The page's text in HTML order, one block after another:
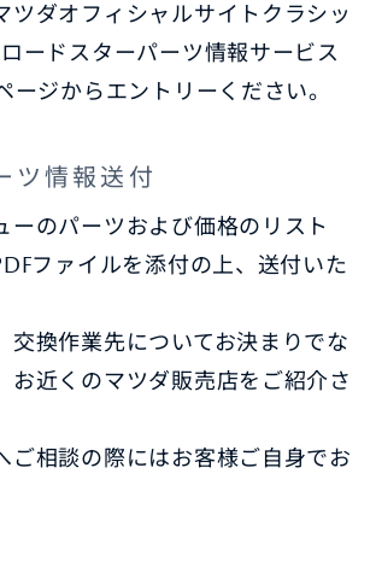
ツダオフィシャルサイトクラシッ
ードスターパーツ情報サービス
ージからエントリーください。
ツ情報送付
ーのパーツおよび価格のリスト
ファイルを添付の上、送付いた
交換作業先についてお決まりでな
お近くのマツダ販売店をご紹介さ
ご相談の際にはお客様ご自身でお